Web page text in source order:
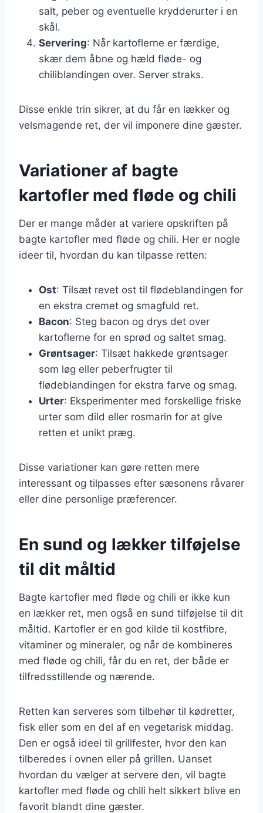
salt, peber og eventuelle krydderurter i en
skål.
Servering: Når kartoflerne er færdige,
skær dem åbne og hæld fløde- og
chiliblandingen over. Server straks.
Disse enkle trin sikrer, at du får en lækker og
velsmagende ret, der vil imponere dine gæster.
Variationer af bagte
kartofler med fløde og chili
Der er mange måder at variere opskriften på
bagte kartofler med fløde og chili. Her er nogle
ideer til, hvordan du kan tilpasse retten:
Ost: Tilsæt revet ost til flødeblandingen for
en ekstra cremet og smagfuld ret.
Bacon: Steg bacon og drys det over
kartoflerne for en sprød og saltet smag.
Grøntsager: Tilsæt hakkede grøntsager
som løg eller peberfrugter til
flødeblandingen for ekstra farve og smag.
Urter: Eksperimenter med forskellige friske
urter som dild eller rosmarin for at give
retten et unikt præg.
Disse variationer kan gøre retten mere
interessant og tilpasses efter sæsonens råvarer
eller dine personlige præferencer.
En sund og lækker tilføjelse
til dit måltid
Bagte kartofler med fløde og chili er ikke kun
en lækker ret, men også en sund tilføjelse til dit
måltid. Kartofler er en god kilde til kostfibre,
vitaminer og mineraler, og når de kombineres
med fløde og chili, får du en ret, der både er
tilfredsstillende og nærende.
Retten kan serveres som tilbehør til kødretter,
fisk eller som en del af en vegetarisk middag.
Den er også ideel til grillfester, hvor den kan
tilberedes i ovnen eller på grillen. Uanset
hvordan du vælger at servere den, vil bagte
kartofler med fløde og chili helt sikkert blive en
favorit blandt dine gæster.